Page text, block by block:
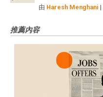
由 Haresh Menghani |
推薦內容